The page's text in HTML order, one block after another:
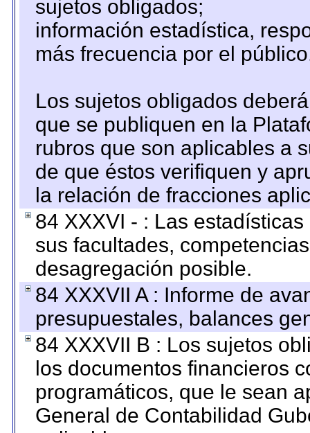
sujetos obligados;
información estadística,
más frecuencia por el
Los sujetos obligados
que se publiquen en la
rubros que son aplicables a
de que éstos verifiquen y
la relación de fracciones
84 XXXVI - : Las
sus facultades,
desagregación posible.
84 XXXVII A : Informe de
presupuestales, balances
84 XXXVII B : Los sujetos
los documentos financieros
programáticos, que le sean
General de Contabilidad